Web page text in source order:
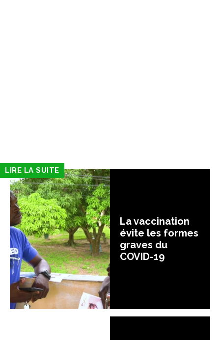
LIRE LA SUITE
La vaccination
évite les formes
graves du
COVID-19